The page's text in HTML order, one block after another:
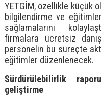
YETGİM, özellikle küçük
bilgilendirme ve
sağlamalarını
firmalara ücretsiz
personelin bu süreçte
eğitimler düzenlenecek.
Sürdürülebilirlik
geliştirme